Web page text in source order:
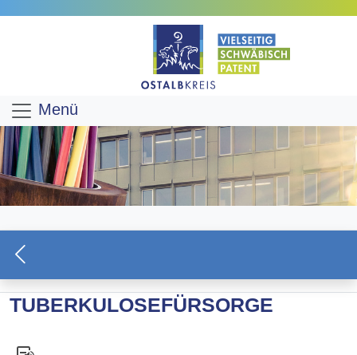
Menü
TUBERKULOSEFÜRSORGE